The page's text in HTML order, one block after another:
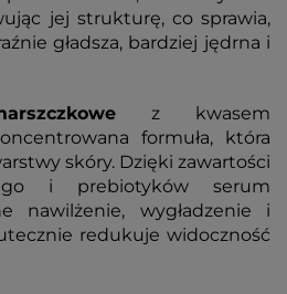
jej strukturę, co sprawia,
gładsza, bardziej jędrna i
z kwasem
formuła, która
skóry. Dzięki zawartości
i prebiotyków serum
nawilżenie, wygładzenie i
redukuje widoczność